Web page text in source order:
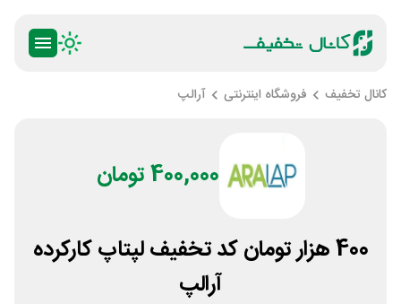
کانال تخفیف فروشگاه اینترنتی آرالپ
400,000 تومان
400 هزار تومان کد تخفیف لپتاپ کارکرده
آرالپ